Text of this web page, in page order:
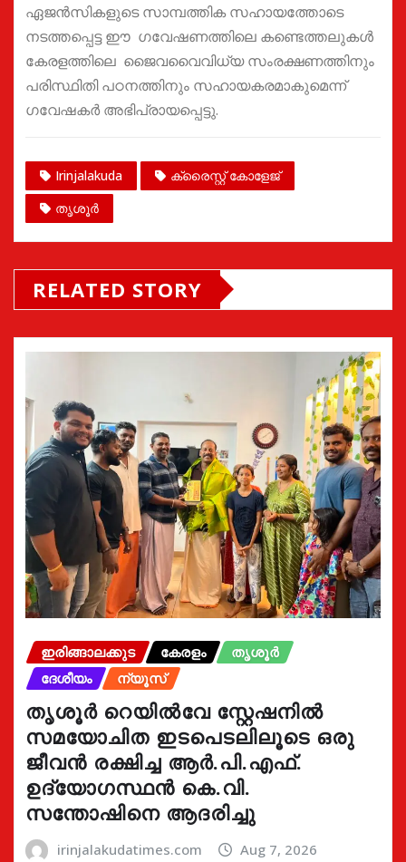
ഏജൻസികളുടെ സാമ്പത്തിക സഹായത്തോടെ
നടത്തപ്പെട്ട ഈ ഗവേഷണത്തിലെ കണ്ടെത്തലുകൾ
കേരളത്തിലെ ജൈവവൈവിധ്യ സംരക്ഷണത്തിനും
പരിസ്ഥിതി പഠനത്തിനും സഹായകരമാകുമെന്ന്
ഗവേഷകർ അഭിപ്രായപ്പെട്ടു.
Irinjalakuda
ക്രൈസ്റ്റ് കോളേജ്
തൃശൂർ
RELATED STORY
ഇരിങ്ങാലക്കുട കേരളം
തൃശൂർ
ദേശീയം
ന്യൂസ്
തൃശൂർ റെയിൽവേ സ്റ്റേഷനിൽ
സമയോചിത ഇടപെടലിലൂടെ ഒരു
ജീവൻ രക്ഷിച്ച ആർ.പി.എഫ്.
ഉദ്യോഗസ്ഥൻ കെ.വി.
സന്തോഷിനെ ആദരിച്ചു
irinjalakudatimes.com Aug 7, 2026